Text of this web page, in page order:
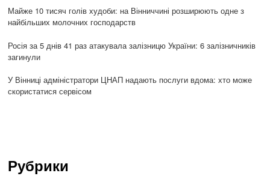
Майже 10 тисяч голів худоби: на Вінниччині розширюють одне з
найбільших молочних господарств
Росія за 5 днів 41 раз атакувала залізницю України: 6 залізничників
загинули
У Вінниці адміністратори ЦНАП надають послуги вдома: хто може
скористатися сервісом
Рубрики